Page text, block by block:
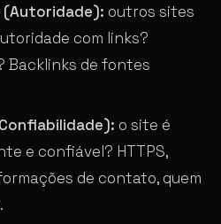
outros sites
com links?
Backlinks de fontes
o site é
e confiável? HTTPS,
de contato, quem